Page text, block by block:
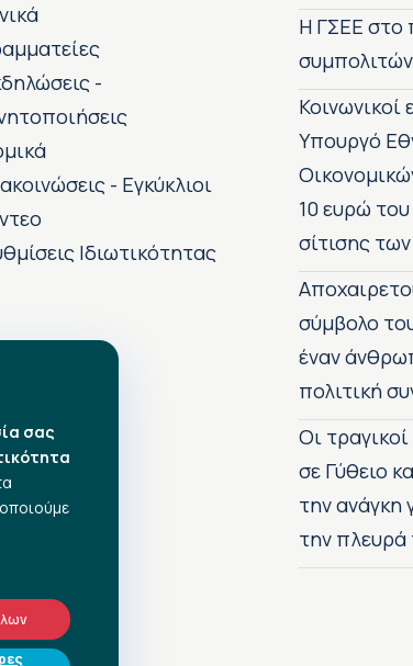
-
- Εγκύκλιοι
Ιδιωτικότητας
H ΓΣΕΕ
Υπουργό
10 ευρώ
σίτισης
σύμβολο
έναν
πολιτική
Οι
σε Γύθειο
την
την πλευρά
σας